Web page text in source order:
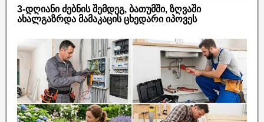
3-დღიანი ძებნის შემდეგ, ბათუმში, ზღვაში
ახალგაზრდა მამაკაცის ცხედარი იპოვეს